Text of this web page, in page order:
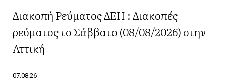
Διακοπή Ρεύματος ΔΕΗ : Διακοπές
ρεύματος το Σάββατο (08/08/2026) στην
Αττική
07.08.26